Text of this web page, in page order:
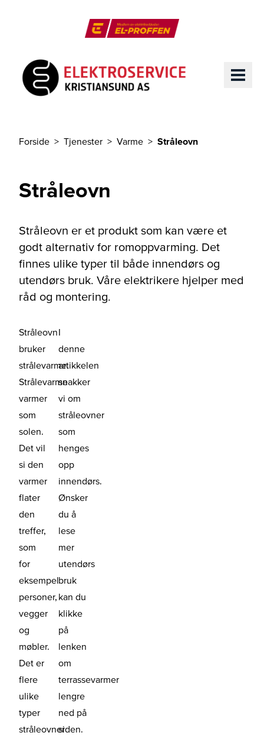
Forside Tjenester Varme Stråleovn
Stråleovn
Stråleovn er et produkt som kan være et
godt alternativ for romoppvarming. Det
finnes ulike typer til både innendørs og
utendørs bruk. Våre elektrikere hjelper med
råd og montering.
Stråleovn
bruker
strålevarme.
Strålevarme
varmer
som
solen.
Det vil
si den
varmer
flater
den
treffer,
som
for
eksempel
personer,
vegger
og
møbler.
Det er
flere
ulike
typer
stråleovner
I
denne
artikkelen
snakker
vi om
stråleovner
som
henges
opp
innendørs.
Ønsker
du å
lese
mer
utendørs
bruk
kan du
klikke
på
lenken
om
terrassevarmer
lengre
ned på
siden.